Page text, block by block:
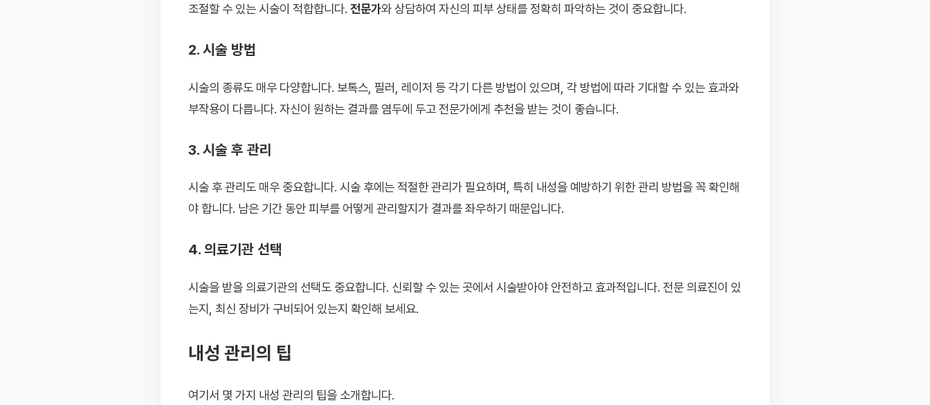
조절할 수 있는 시술이 적합합니다. 전문가와 상담하여 자신의 피부 상태를 정확히 파악하는 것이 중요합니다.
2. 시술 방법
시술의 종류도 매우 다양합니다. 보톡스, 필러, 레이저 등 각기 다른 방법이 있으며, 각 방법에 따라 기대할 수 있는 효과와
부작용이 다릅니다. 자신이 원하는 결과를 염두에 두고 전문가에게 추천을 받는 것이 좋습니다.
3. 시술 후 관리
시술 후 관리도 매우 중요합니다. 시술 후에는 적절한 관리가 필요하며, 특히 내성을 예방하기 위한 관리 방법을 꼭 확인해
야 합니다. 남은 기간 동안 피부를 어떻게 관리할지가 결과를 좌우하기 때문입니다.
4. 의료기관 선택
시술을 받을 의료기관의 선택도 중요합니다. 신뢰할 수 있는 곳에서 시술받아야 안전하고 효과적입니다. 전문 의료진이 있
는지, 최신 장비가 구비되어 있는지 확인해 보세요.
내성 관리의 팁
여기서 몇 가지 내성 관리의 팁을 소개합니다.